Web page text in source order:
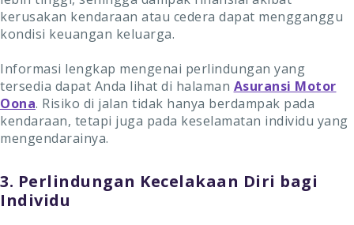
kerusakan kendaraan atau cedera dapat mengganggu
kondisi keuangan keluarga.
Informasi lengkap mengenai perlindungan yang
tersedia dapat Anda lihat di halaman Asuransi Motor
Oona. Risiko di jalan tidak hanya berdampak pada
kendaraan, tetapi juga pada keselamatan individu yang
mengendarainya.
3. Perlindungan Kecelakaan Diri bagi
Individu